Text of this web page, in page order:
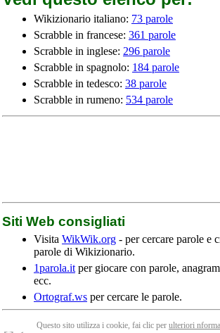
Wikizionario italiano: 73 parole
Scrabble in francese: 361 parole
Scrabble in inglese: 296 parole
Scrabble in spagnolo: 184 parole
Scrabble in tedesco: 38 parole
Scrabble in rumeno: 534 parole
Siti Web consigliati
Visita WikWik.org - per cercare parole e
parole di Wikizionario.
1parola.it per giocare con parole,
ecc.
Ortograf.ws per cercare le parole.
Questo sito utilizza i cookie, fai clic per ulteriori